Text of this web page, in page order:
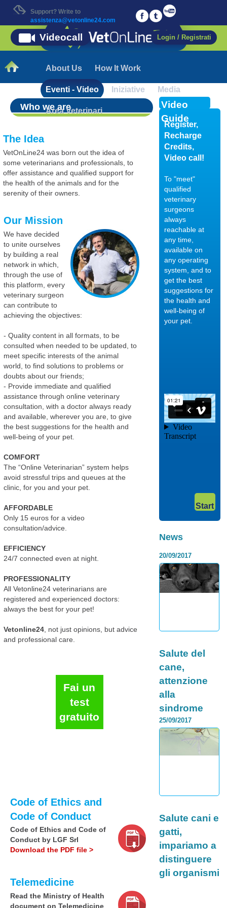
Support? Write to
assistenza@vetonline24.com
About Us How It Work
Eventi - Video Iniziative Media
Area Veterinari
Login / Registrati
Videocall
Who we are
The Idea
VetOnLine24 was born out the idea of
some veterinarians and professionals, to
offer assistance and qualified support for
the health of the animals and for the
serenity of their owners.
Our Mission
We have decided
to unite ourselves
by building a real
network in which,
through the use of
this platform, every
veterinary surgeon
can contribute to
achieving the objectives:
- Quality content in all formats, to be
consulted when needed to be updated, to
meet specific interests of the animal
world, to find solutions to problems or
doubts about our friends;
- Provide immediate and qualified
assistance through online veterinary
consultation, with a doctor always ready
and available, wherever you are, to give
the best suggestions for the health and
well-being of your pet.
COMFORT
The “Online Veterinarian” system helps
avoid stressful trips and queues at the
clinic, for you and your pet.
AFFORDABLE
Only 15 euros for a video
consultation/advice.
EFFICIENCY
24/7 connected even at night.
PROFESSIONALITY
All Vetonline24 veterinarians are
registered and experienced doctors:
always the best for your pet!
Vetonline24, not just opinions, but advice
and professional care.
Fai un
test
gratuito
Code of Ethics and
Code of Conduct
Code of Ethics and Code of
Conduct by LGF Srl
Download the PDF file >
Telemedicine
Read the Ministry of Health
document on Telemedicine
Video
Guide
Register,
Recharge
Credits,
Video call!
To "meet"
qualified
veterinary
surgeons
always
reachable at
any time,
available on
any operating
system, and to
get the best
suggestions for
the health and
well-being of
your pet.
Start
News
18/01/2018
Category:
Sviluppo
- I sensi del
cane adulto
A seconda del
periodo di vita del
tuo cane, i suoi
dieta BARF, i
rischi
naturale
Dubbi
sull’alimentazione
corretta per il tuo
cane o il tuo gatto?
Hai pensato o già
20/09/2017
Salute del
cane,
attenzione
alla
sindrome
torsione
gastrica
importante, proprio
riconoscere a...
25/09/2017
Salute cani e
gatti,
impariamo a
distinguere
gli organismi